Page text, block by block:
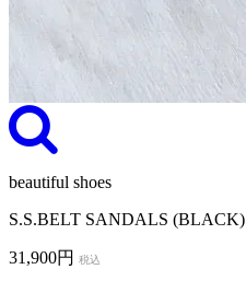
beautiful shoes
S.S.BELT SANDALS (BLACK)
31,900円 税込